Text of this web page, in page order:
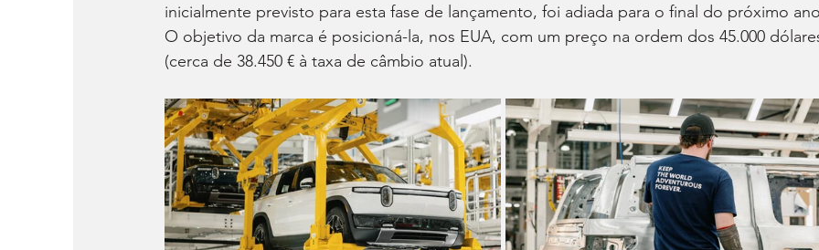
inicialmente previsto para esta fase de lançamento, foi adiada para o final do próximo
O objetivo da marca é posicioná-la, nos EUA, com um preço na ordem dos 45.000
(cerca de 38.450 € à taxa de câmbio atual).